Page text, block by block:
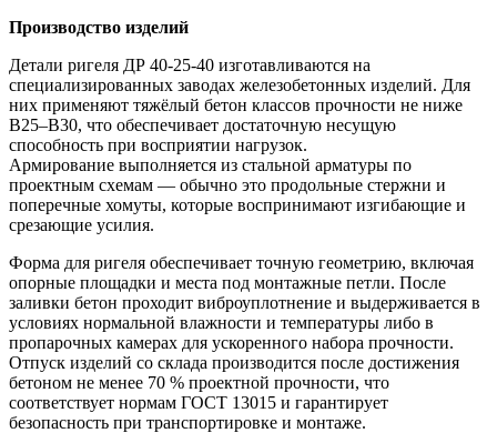
Производство изделий
Детали ригеля ДР 40-25-40 изготавливаются на
специализированных заводах железобетонных изделий. Для
них применяют тяжёлый бетон классов прочности не ниже
В25–В30, что обеспечивает достаточную несущую
способность при восприятии нагрузок.
Армирование выполняется из стальной арматуры по
проектным схемам — обычно это продольные стержни и
поперечные хомуты, которые воспринимают изгибающие и
срезающие усилия.
Форма для ригеля обеспечивает точную геометрию, включая
опорные площадки и места под монтажные петли. После
заливки бетон проходит виброуплотнение и выдерживается в
условиях нормальной влажности и температуры либо в
пропарочных камерах для ускоренного набора прочности.
Отпуск изделий со склада производится после достижения
бетоном не менее 70 % проектной прочности, что
соответствует нормам ГОСТ 13015 и гарантирует
безопасность при транспортировке и монтаже.